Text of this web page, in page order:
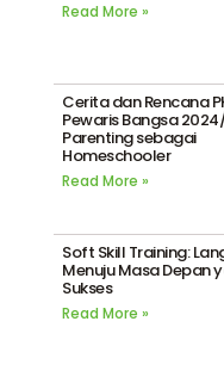
Read More »
Cerita dan Rencana
Pewaris Bangsa
Parenting sebagai
Homeschooler
Read More »
Soft Skill Training:
Menuju Masa Depan
Sukses
Read More »